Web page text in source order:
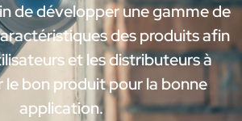
de développer une gamme de
des produits afin
et les distributeurs à
le bon produit pour la bonne
application.